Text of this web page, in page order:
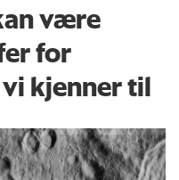
være
for
kjenner til